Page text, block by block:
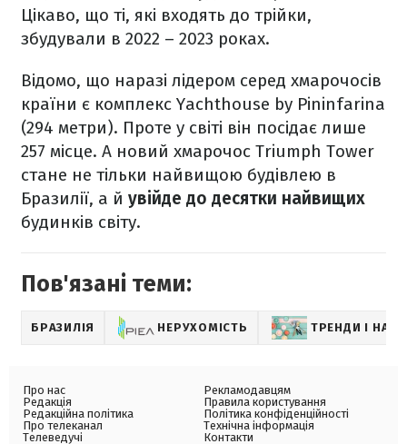
Цікаво, що ті, які входять до трійки,
збудували в 2022 – 2023 роках.
Відомо, що наразі лідером серед хмарочосів
країни є комплекс Yachthouse by Pininfarina
(294 метри). Проте у світі він посідає лише
257 місце. А новий хмарочос Triumph Tower
стане не тільки найвищою будівлею в
Бразилії, а й увійде до десятки найвищих
будинків світу.
Пов'язані теми:
БРАЗИЛІЯ НЕРУХОМІСТЬ ТРЕНДИ І
Про нас
Редакція
Редакційна політика
Про телеканал
Телеведучі
Рекламодавцям
Правила користування
Політика конфіденційності
Технічна інформація
Контакти